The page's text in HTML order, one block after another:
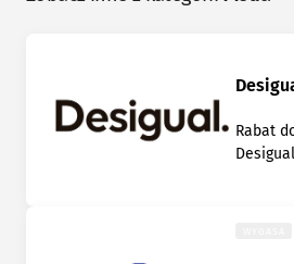
Rabat
Desigual